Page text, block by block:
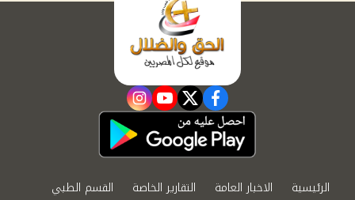
facebook
twitter
youtube
instagram
الرئيسية الاخبار العامة التقارير الخاصة
القسم الطبي